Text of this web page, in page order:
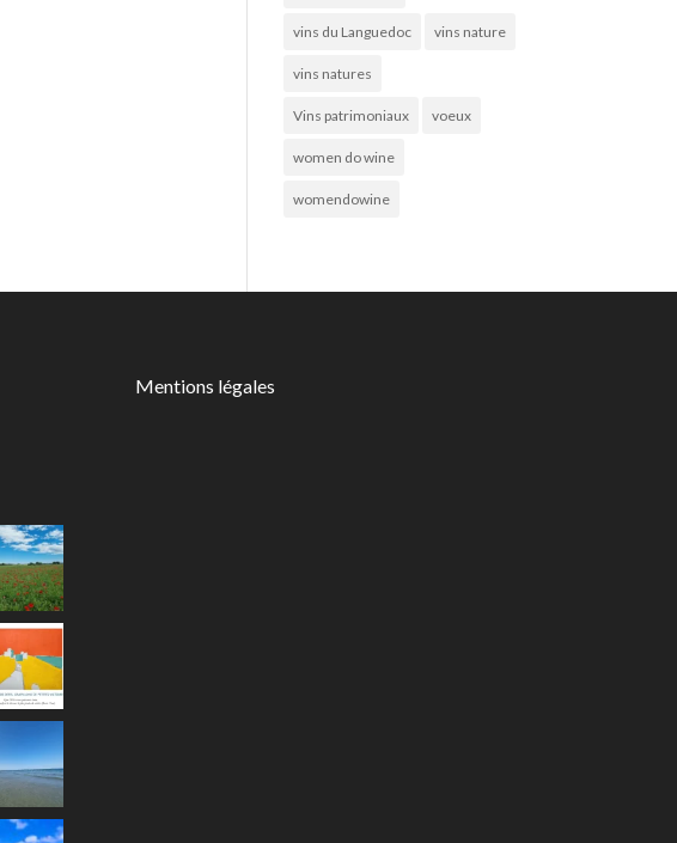
vins du Languedoc vins nature
vins natures
Vins patrimoniaux voeux
women do wine
womendowine
Mentions légales